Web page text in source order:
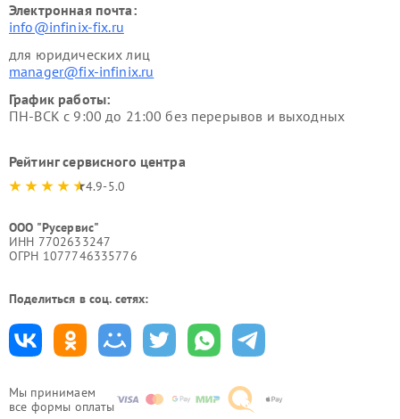
Мы принимаем
все формы оплаты
Электронная почта:
info@infinix-fix.ru
для юридических лиц
manager@fix-infinix.ru
График работы:
ПН-ВСК с 9:00 до 21:00 без перерывов и выходных
Рейтинг сервисного центра
4.9-5.0
ООО "Русервис"
ИНН 7702633247
ОГРН 1077746335776
Поделиться в соц. сетях: